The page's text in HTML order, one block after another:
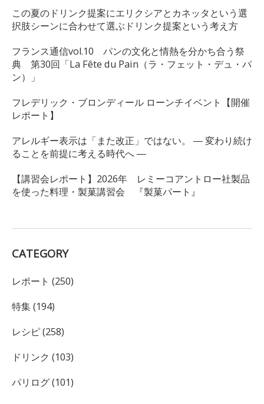
この夏のドリンク提案にエリクシアとカネッタという選
択肢シーンに合わせて選ぶドリンク提案という考え方
フランス通信vol.10 パンの文化と情熱を分かち合う祭
典 第30回「La Fête du Pain（ラ・フェット・デュ・パ
ン）」
フレデリック・ブロンディール ローンチイベント【開催
レポート】
アレルギー表示は「また改正」ではない。 ― 変わり続け
ることを前提に考える時代へ ―
【講習会レポート】2026年 レミーコアントロー社製品
を使った料理・製菓講習会 『製菓パート』
CATEGORY
レポート (250)
特集 (194)
レシピ (258)
ドリンク (103)
パリログ (101)